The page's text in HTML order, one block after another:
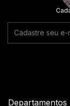
Departamentos